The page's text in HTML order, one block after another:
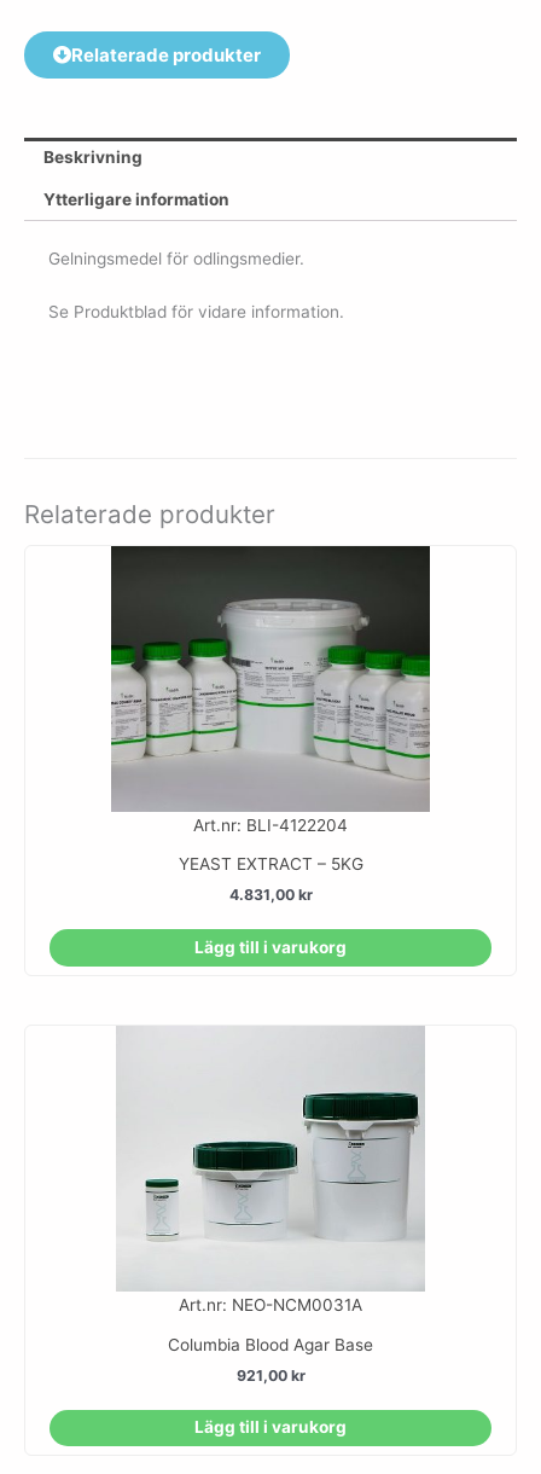
Relaterade produkter
Beskrivning
Ytterligare information
Gelningsmedel för odlingsmedier.
Se Produktblad för vidare information.
Relaterade produkter
Art.nr: BLI-4122204
YEAST EXTRACT – 5KG
4.831,00 kr
Lägg till i varukorg
Art.nr: NEO-NCM0031A
Columbia Blood Agar Base
921,00 kr
Lägg till i varukorg